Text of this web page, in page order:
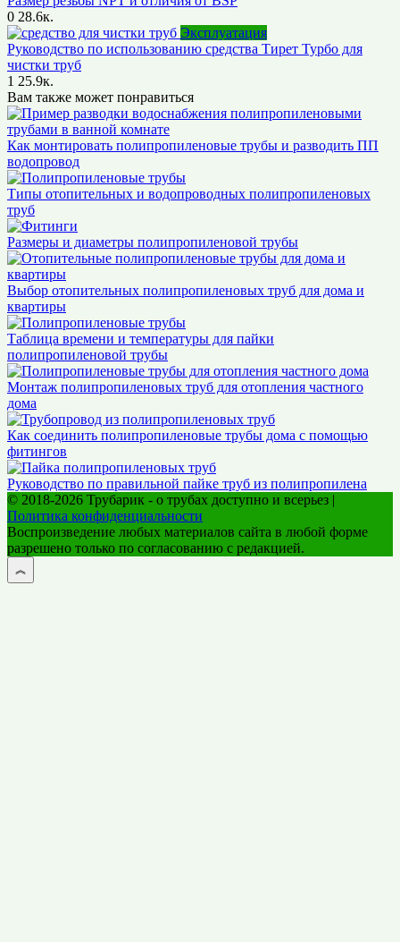
0 28.6к.
Эксплуатация
Руководство по использованию средства Тирет Турбо для
чистки труб
1 25.9к.
Вам также может понравиться
Как монтировать полипропиленовые трубы и разводить ПП
водопровод
Типы отопительных и водопроводных полипропиленовых
труб
Размеры и диаметры полипропиленовой трубы
Выбор отопительных полипропиленовых труб для дома и
квартиры
Таблица времени и температуры для пайки
полипропиленовой трубы
Монтаж полипропиленовых труб для отопления частного
дома
Как соединить полипропиленовые трубы дома с помощью
фитингов
Руководство по правильной пайке труб из полипропилена
© 2018-2026 Трубарик - о трубах доступно и всерьез |
Политика конфиденциальности
Воспроизведение любых материалов сайта в любой форме
разрешено только по согласованию с редакцией.